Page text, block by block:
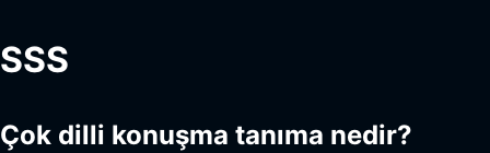
SSS
Çok dilli konuşma tanıma nedir?